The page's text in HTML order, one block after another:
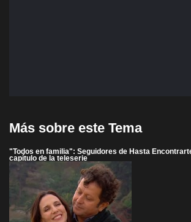
Más sobre este Tema
"Todos en familia": Seguidores de Hasta
capítulo de la teleserie